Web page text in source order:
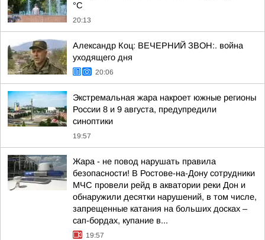
°C
20:13
Александр Коц: ВЕЧЕРНИЙ ЗВОН:. война
уходящего дня
20:06
Экстремальная жара накроет южные регионы
России 8 и 9 августа, предупредили
синоптики
19:57
Жара - не повод нарушать правила
безопасности! В Ростове-на-Дону сотрудники
МЧС провели рейд в акватории реки Дон и
обнаружили десятки нарушений, в том числе,
запрещенные катания на больших досках –
сап-бордах, купание в...
19:57